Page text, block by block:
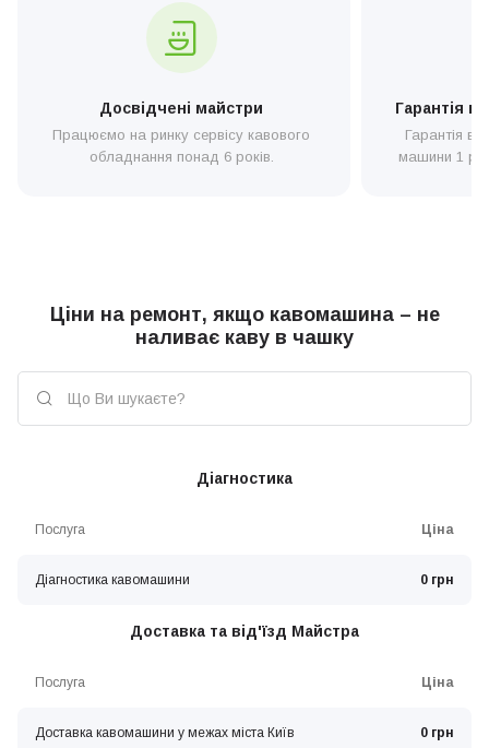
наливає каву в чашку, звертайтеся в сервісний центр “Coffeeok
Service”. Наші професійні техніки надають послуги з усунення
поломок будь-якого ступеня складності та займаються ремонтом
по телефону або на сайті.
Досвідчені майстри
Працюємо на ринку сервісу кавового
обладнання понад 6 років.
Гарантія
Гарантія
машини 1
Ціни на ремонт, якщо кавомашина – не
наливає каву в чашку
Діагностика
Послуга Ціна
Діагностика кавомашини 0 грн
Доставка та від'їзд Майстра
Послуга Ціна
Доставка кавомашини у межах міста Київ 0 грн